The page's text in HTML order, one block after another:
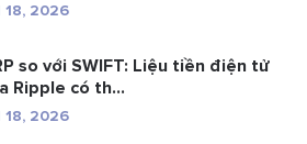
18, 2026
so với SWIFT: Liệu tiền điện tử
Ripple có th...
18, 2026